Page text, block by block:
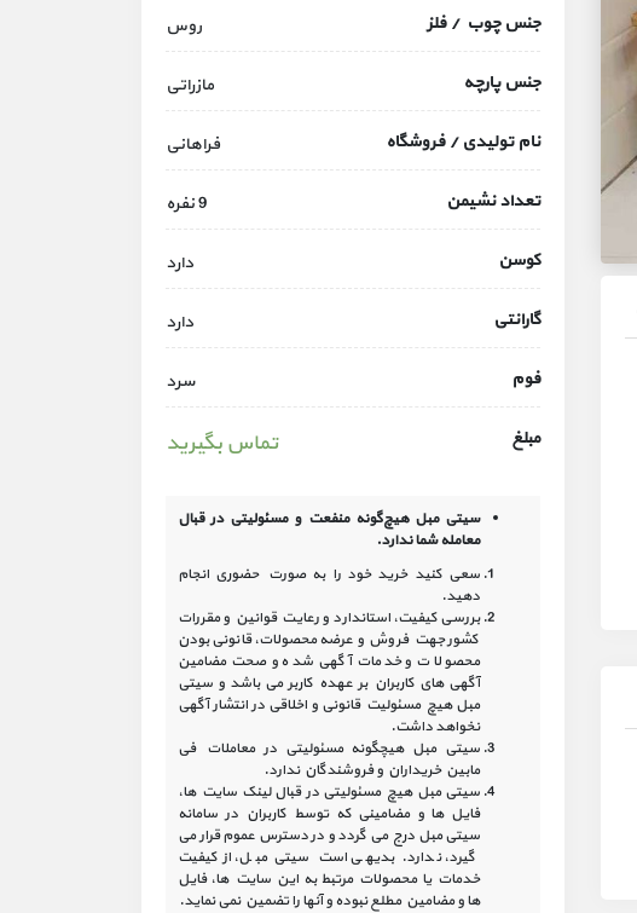
جنس چوب / فلز روس
جنس پارچه مازراتی
نام تولیدی / فروشگاه فراهانی
تعداد نشیمن 9 نفره
کوسن دارد
گارانتی دارد
فوم سرد
مبلغ تماس بگیرید
سیتی مبل هیچ‌گونه منفعت و مسئولیتی درقبال
معامله شما ندارد.
سعی کنید خرید خود را به صورت حضوری انجام
دهید.
بررسی کیفیت، استاندارد و رعایت قوانین و مقررات
کشور جهت فروش و عرضه محصولات، قانونی بودن
محصولات و خدمات آگهی شده و صحت مضامین
آگهی‏ های کاربران بر عهده کاربر می باشد و سیتی
مبل هیچ مسئولیت قانونی و اخلاقی در انتشار آگهی
نخواهد داشت.
سیتی مبل هیچگونه مسئولیتی در معاملات فی
مابین خریداران و فروشندگان ندارد.
سیتی مبل هیچ مسئولیتی در قبال لینک‏ سایت ‏ها،
فایل ‏ها و مضامینی که توسط کاربران در سامانه‏
سیتی مبل درج می گردد و در دسترس عموم قرار می
گیرد، ندارد. بدیهی است سیتی مبل، از کیفیت
خدمات یا محصولات مرتبط به این سایت‏ ها، فایل
ها و مضامین مطلع نبوده و آنها را تضمین نمی نماید.